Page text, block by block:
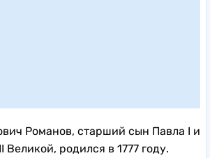
Романов, старший сын Павла I и
Великой, родился в 1777 году.